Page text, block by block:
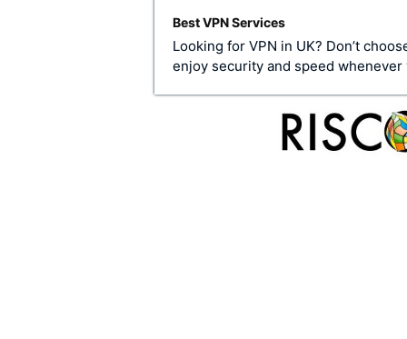
Best VPN Services
Looking for VPN in UK? Don’t
enjoy security and speed whenever